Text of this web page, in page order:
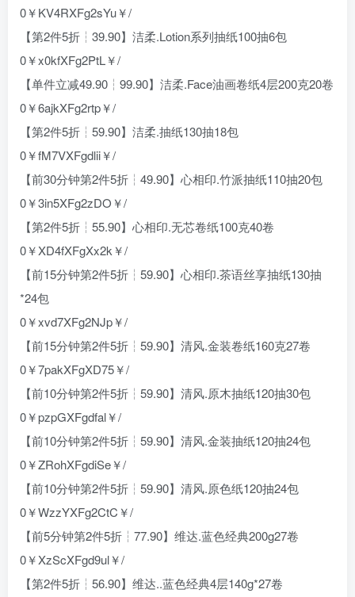
0￥KV4RXFg2sYu￥/
【第2件5折┆39.90】洁柔.Lotion系列抽纸100抽6包
0￥x0kfXFg2PtL￥/
【单件立减49.90┆99.90】洁柔.Face油画卷纸4层200克20卷
0￥6ajkXFg2rtp￥/
【第2件5折┆59.90】洁柔.抽纸130抽18包
0￥fM7VXFgdlii￥/
【前30分钟第2件5折┆49.90】心相印.竹派抽纸110抽20包
0￥3in5XFg2zDO￥/
【第2件5折┆55.90】心相印.无芯卷纸100克40卷
0￥XD4fXFgXx2k￥/
【前15分钟第2件5折┆59.90】心相印.茶语丝享抽纸130抽
*24包
0￥xvd7XFg2NJp￥/
【前15分钟第2件5折┆59.90】清风.金装卷纸160克27卷
0￥7pakXFgXD75￥/
【前10分钟第2件5折┆59.90】清风.原木抽纸120抽30包
0￥pzpGXFgdfal￥/
【前10分钟第2件5折┆59.90】清风.金装抽纸120抽24包
0￥ZRohXFgdiSe￥/
【前10分钟第2件5折┆59.90】清风.原色纸120抽24包
0￥WzzYXFg2CtC￥/
【前5分钟第2件5折┆77.90】维达.蓝色经典200g27卷
0￥XzScXFgd9ul￥/
【第2件5折┆56.90】维达..蓝色经典4层140g*27卷